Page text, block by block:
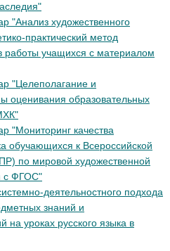
"Анализ художественного
практический метод
учащихся с материалом
"Целеполагание и
оценивания образовательных
"Мониторинг качества
обучающихся к Всероссийской
по мировой художественной
с ФГОС"
деятельностного подхода
знаний и
на уроках русского языка в